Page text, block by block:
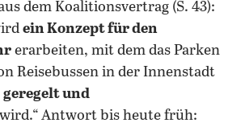
dem Koalitionsvertrag (S. 43):
ein Konzept für den
erarbeiten, mit dem das Parken
Reisebussen in der Innenstadt
geregelt und
wird.“ Antwort bis heute früh: